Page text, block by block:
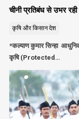
चीनी प्रतिबंध से उभर
कृषि और किसानदेश
*कल्याण कुमार सिन्हा
कृषि (Protected…